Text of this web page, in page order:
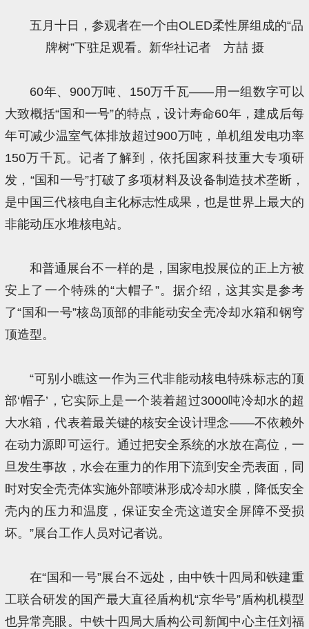
五月十日，参观者在一个由OLED柔性屏组成的“品
牌树”下驻足观看。新华社记者 方喆 摄
60年、900万吨、150万千瓦——用一组数字可以
大致概括“国和一号”的特点，设计寿命60年，建成后每
年可减少温室气体排放超过900万吨，单机组发电功率
150万千瓦。记者了解到，依托国家科技重大专项研
发，“国和一号”打破了多项材料及设备制造技术垄断，
是中国三代核电自主化标志性成果，也是世界上最大的
非能动压水堆核电站。
和普通展台不一样的是，国家电投展位的正上方被
安上了一个特殊的“大帽子”。据介绍，这其实是参考
了“国和一号”核岛顶部的非能动安全壳冷却水箱和钢穹
顶造型。
“可别小瞧这一作为三代非能动核电特殊标志的顶
部‘帽子’，它实际上是一个装着超过3000吨冷却水的超
大水箱，代表着最关键的核安全设计理念——不依赖外
在动力源即可运行。通过把安全系统的水放在高位，一
旦发生事故，水会在重力的作用下流到安全壳表面，同
时对安全壳壳体实施外部喷淋形成冷却水膜，降低安全
壳内的压力和温度，保证安全壳这道安全屏障不受损
坏。”展台工作人员对记者说。
在“国和一号”展台不远处，由中铁十四局和铁建重
工联合研发的国产最大直径盾构机“京华号”盾构机模型
也异常亮眼。中铁十四局大盾构公司新闻中心主任刘福